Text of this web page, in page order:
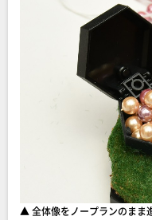
▲ 全体像をノープランのまま